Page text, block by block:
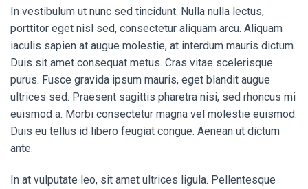
In vestibulum ut nunc sed tincidunt. Nulla nulla lectus,
porttitor eget nisl sed, consectetur aliquam arcu. Aliquam
iaculis sapien at augue molestie, at interdum mauris dictum.
Duis sit amet consequat metus. Cras vitae scelerisque
purus. Fusce gravida ipsum mauris, eget blandit augue
ultrices sed. Praesent sagittis pharetra nisi, sed rhoncus mi
euismod a. Morbi consectetur magna vel molestie euismod.
Duis eu tellus id libero feugiat congue. Aenean ut dictum
ante.
In at vulputate leo, sit amet ultrices ligula. Pellentesque